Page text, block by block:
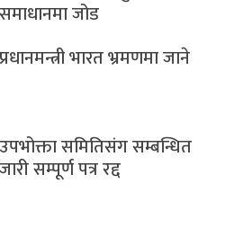
समाधानमा जोड
प्रधानमन्त्री भारत भ्रमणमा जाने
उपभोक्ता समितिसंग सम्बन्धित
जारी सम्पूर्ण पत्र रद्द